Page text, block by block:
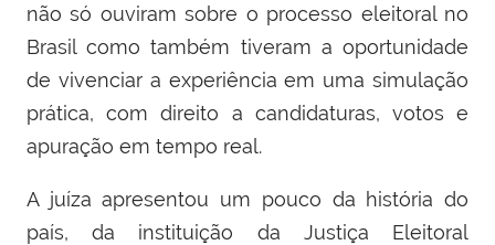
não só ouviram sobre o processo eleitoral no
Brasil como também tiveram a oportunidade
de vivenciar a experiência em uma simulação
prática, com direito a candidaturas, votos e
apuração em tempo real.
A juíza apresentou um pouco da história do
país, da instituição da Justiça Eleitoral